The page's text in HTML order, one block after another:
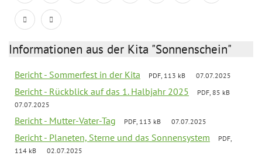
Informationen aus der Kita "Sonnenschein"
Bericht - Sommerfest in der Kita PDF, 113 kB 07.07.2025
Bericht - Rückblick auf das 1. Halbjahr 2025
PDF, 85 kB
07.07.2025
Bericht - Mutter-Vater-Tag PDF, 113 kB 07.07.2025
Bericht - Planeten, Sterne und das Sonnensystem
PDF,
114 kB
02.07.2025